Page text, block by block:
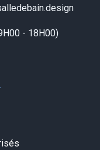
- 18H00)